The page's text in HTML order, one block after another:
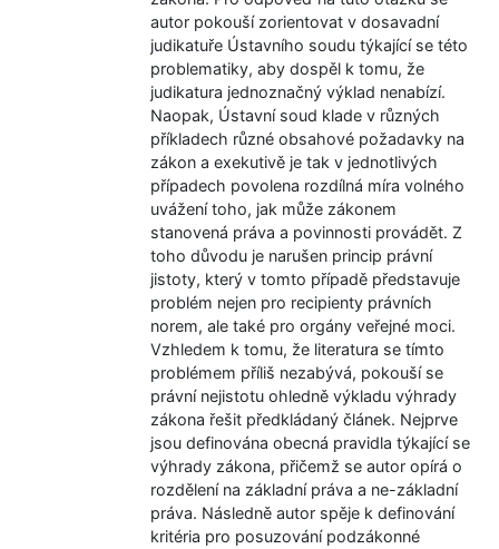
autor pokouší zorientovat v dosavadní
judikatuře Ústavního soudu týkající se této
problematiky, aby dospěl k tomu, že
judikatura jednoznačný výklad nenabízí.
Naopak, Ústavní soud klade v různých
příkladech různé obsahové požadavky na
zákon a exekutivě je tak v jednotlivých
případech povolena rozdílná míra volného
uvážení toho, jak může zákonem
stanovená práva a povinnosti provádět. Z
toho důvodu je narušen princip právní
jistoty, který v tomto případě představuje
problém nejen pro recipienty právních
norem, ale také pro orgány veřejné moci.
Vzhledem k tomu, že literatura se tímto
problémem příliš nezabývá, pokouší se
právní nejistotu ohledně výkladu výhrady
zákona řešit předkládaný článek. Nejprve
jsou definována obecná pravidla týkající se
výhrady zákona, přičemž se autor opírá o
rozdělení na základní práva a ne-základní
práva. Následně autor spěje k definování
kritéria pro posuzování podzákonné